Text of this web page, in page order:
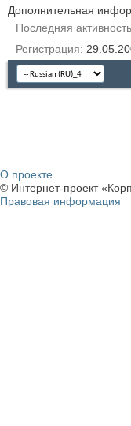
Дополнительная
Последняя активность
Регистрация
О проекте
© Интернет-проект
Правовая информация